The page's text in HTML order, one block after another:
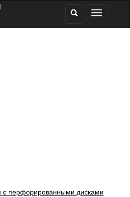
с перфорированными дисками